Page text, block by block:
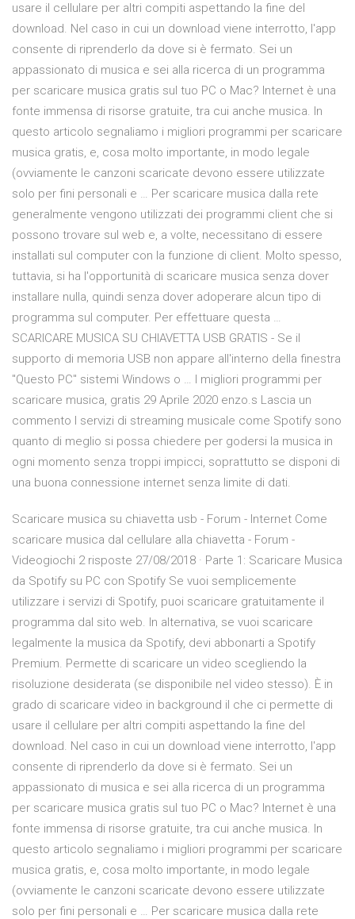
usare il cellulare per altri compiti aspettando la fine del
download. Nel caso in cui un download viene interrotto, l'app
consente di riprenderlo da dove si è fermato. Sei un
appassionato di musica e sei alla ricerca di un programma
per scaricare musica gratis sul tuo PC o Mac? Internet è una
fonte immensa di risorse gratuite, tra cui anche musica. In
questo articolo segnaliamo i migliori programmi per scaricare
musica gratis, e, cosa molto importante, in modo legale
(ovviamente le canzoni scaricate devono essere utilizzate
solo per fini personali e … Per scaricare musica dalla rete
generalmente vengono utilizzati dei programmi client che si
possono trovare sul web e, a volte, necessitano di essere
installati sul computer con la funzione di client. Molto spesso,
tuttavia, si ha l'opportunità di scaricare musica senza dover
installare nulla, quindi senza dover adoperare alcun tipo di
programma sul computer. Per effettuare questa …
SCARICARE MUSICA SU CHIAVETTA USB GRATIS - Se il
supporto di memoria USB non appare all'interno della finestra
"Questo PC" sistemi Windows o … I migliori programmi per
scaricare musica, gratis 29 Aprile 2020 enzo.s Lascia un
commento I servizi di streaming musicale come Spotify sono
quanto di meglio si possa chiedere per godersi la musica in
ogni momento senza troppi impicci, soprattutto se disponi di
una buona connessione internet senza limite di dati.
Scaricare musica su chiavetta usb - Forum - Internet Come
scaricare musica dal cellulare alla chiavetta - Forum -
Videogiochi 2 risposte 27/08/2018 · Parte 1: Scaricare Musica
da Spotify su PC con Spotify Se vuoi semplicemente
utilizzare i servizi di Spotify, puoi scaricare gratuitamente il
programma dal sito web. In alternativa, se vuoi scaricare
legalmente la musica da Spotify, devi abbonarti a Spotify
Premium. Permette di scaricare un video scegliendo la
risoluzione desiderata (se disponibile nel video stesso). È in
grado di scaricare video in background il che ci permette di
usare il cellulare per altri compiti aspettando la fine del
download. Nel caso in cui un download viene interrotto, l'app
consente di riprenderlo da dove si è fermato. Sei un
appassionato di musica e sei alla ricerca di un programma
per scaricare musica gratis sul tuo PC o Mac? Internet è una
fonte immensa di risorse gratuite, tra cui anche musica. In
questo articolo segnaliamo i migliori programmi per scaricare
musica gratis, e, cosa molto importante, in modo legale
(ovviamente le canzoni scaricate devono essere utilizzate
solo per fini personali e … Per scaricare musica dalla rete